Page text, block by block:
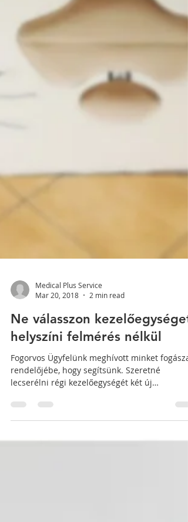
Medical Plus Service
Mar 20, 2018
2 min read
Ne válasszon kezelőegységet
helyszíni felmérés nélkül
Fogorvos Ügyfelünk meghívott minket
lecserélni régi kezelőegységét két új
Diplomatra. A...